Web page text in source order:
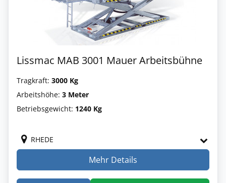
Lissmac MAB 3001 Mauer Arbeitsbühne
Tragkraft: 3000 Kg
Arbeitshöhe: 3 Meter
Betriebsgewicht: 1240 Kg
RHEDE
Mehr Details